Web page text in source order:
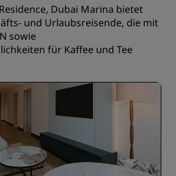
Dubai Marina bietet
und Urlaubsreisende, die mit
sowie
für Kaffee und Tee